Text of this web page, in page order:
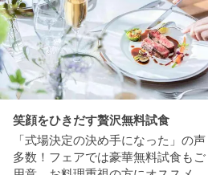
笑顔をひきだす贅沢無料試食
「式場決定の決め手になった」の声
多数！フェアでは豪華無料試食もご